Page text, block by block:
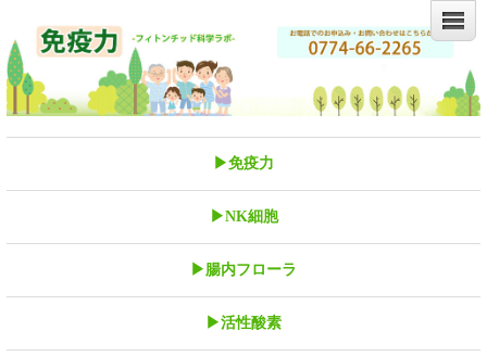
▶免疫力
▶NK細胞
▶腸内フローラ
▶活性酸素